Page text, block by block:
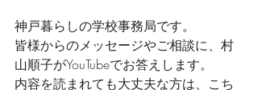
神戸暮らしの学校事務局です。
皆様からのメッセージやご相談に、村
山順子がYouTubeでお答えします。
内容を読まれても大丈夫な方は、こち